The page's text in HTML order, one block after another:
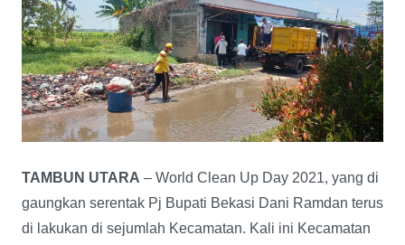
TAMBUN UTARA – World Clean Up Day 2021, yang di
gaungkan serentak Pj Bupati Bekasi Dani Ramdan terus
di lakukan di sejumlah Kecamatan. Kali ini Kecamatan